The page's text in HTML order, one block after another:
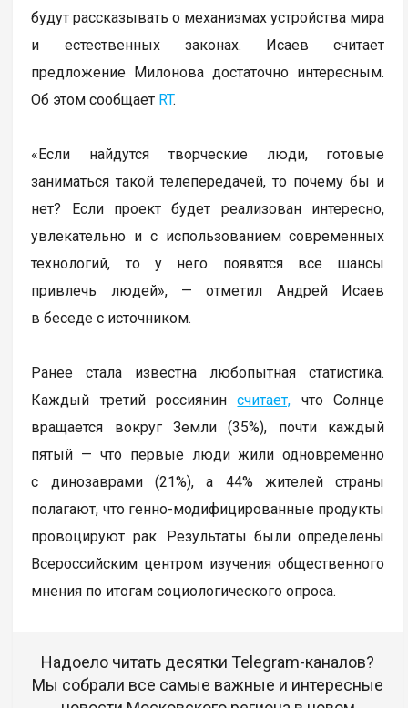
будут рассказывать о механизмах устройства мира
и естественных законах. Исаев считает
предложение Милонова достаточно интересным.
Об этом сообщает RT.
«Если найдутся творческие люди, готовые
заниматься такой телепередачей, то почему бы и
нет? Если проект будет реализован интересно,
увлекательно и с использованием современных
технологий, то у него появятся все шансы
привлечь людей», — отметил Андрей Исаев
в беседе с источником.
Ранее стала известна любопытная статистика.
Каждый третий россиянинсчитает, что Солнце
вращается вокруг Земли (35%), почти каждый
пятый — что первые люди жили одновременно
с динозаврами (21%), а 44% жителей страны
полагают, что генно-модифицированные продукты
провоцируют рак. Результаты были определены
Всероссийским центром изучения общественного
мнения по итогам социологического опроса.
Надоело читать десятки Telegram-каналов?
Мы собрали все самые важные и интересные